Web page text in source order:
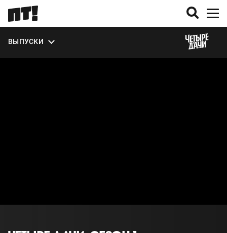
ВЫПУСКИ
О СЕЗОНЕ